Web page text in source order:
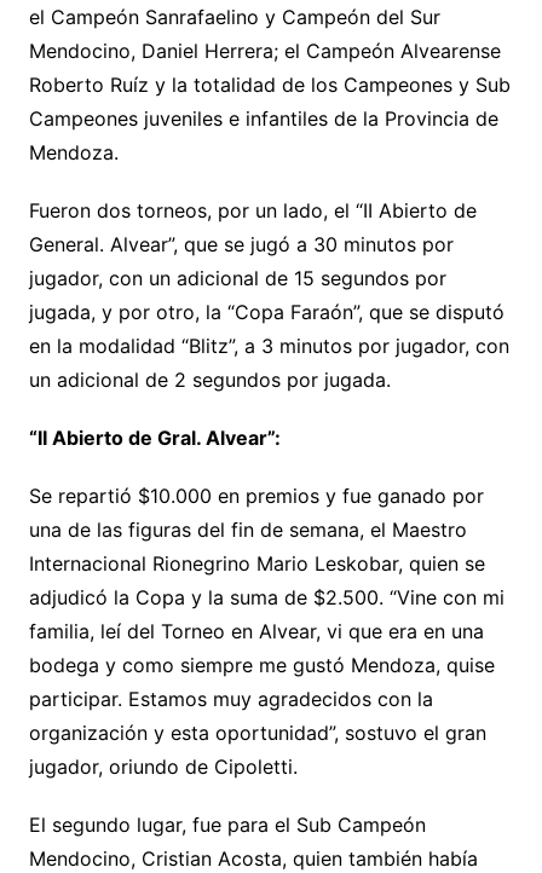
el Campeón Sanrafaelino y Campeón del Sur
Mendocino, Daniel Herrera; el Campeón Alvearense
Roberto Ruíz y la totalidad de los Campeones y Sub
Campeones juveniles e infantiles de la Provincia de
Mendoza.
Fueron dos torneos, por un lado, el “II Abierto de
General. Alvear”, que se jugó a 30 minutos por
jugador, con un adicional de 15 segundos por
jugada, y por otro, la “Copa Faraón”, que se disputó
en la modalidad “Blitz”, a 3 minutos por jugador, con
un adicional de 2 segundos por jugada.
“II Abierto de Gral. Alvear”:
Se repartió $10.000 en premios y fue ganado por
una de las figuras del fin de semana, el Maestro
Internacional Rionegrino Mario Leskobar, quien se
adjudicó la Copa y la suma de $2.500. “Vine con mi
familia, leí del Torneo en Alvear, vi que era en una
bodega y como siempre me gustó Mendoza, quise
participar. Estamos muy agradecidos con la
organización y esta oportunidad”, sostuvo el gran
jugador, oriundo de Cipoletti.
El segundo lugar, fue para el Sub Campeón
Mendocino, Cristian Acosta, quien también había